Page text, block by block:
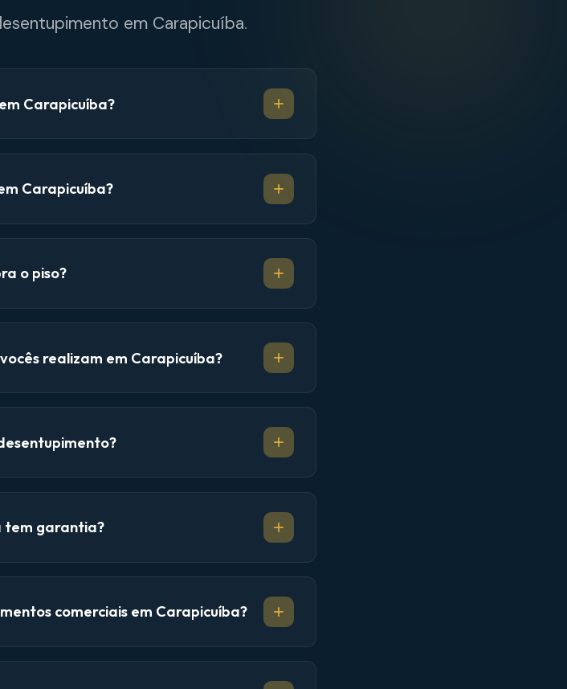
em Carapicuíba.
Carapicuíba?
Carapicuíba?
o piso?
realizam em Carapicuíba?
tem garantia?
comerciais em Carapicuíba?